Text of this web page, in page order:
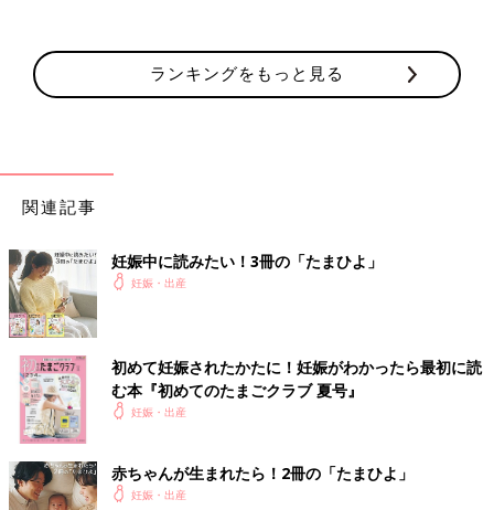
ランキングをもっと見る
関連記事
妊娠中に読みたい！3冊の「たまひよ」
妊娠・出産
初めて妊娠されたかたに！妊娠がわかったら最初に読
む本『初めてのたまごクラブ 夏号』
妊娠・出産
赤ちゃんが生まれたら！2冊の「たまひよ」
妊娠・出産